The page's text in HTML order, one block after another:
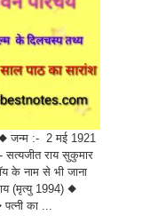
जन्म :- 2 मई 1921
राय सुकुमार
के नाम से भी जाना
(मृत्यु 1994) ◆
पत्नी का ...